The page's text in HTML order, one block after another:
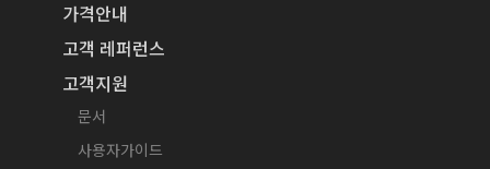
가격안내
고객 레퍼런스
고객지원
문서
사용자가이드